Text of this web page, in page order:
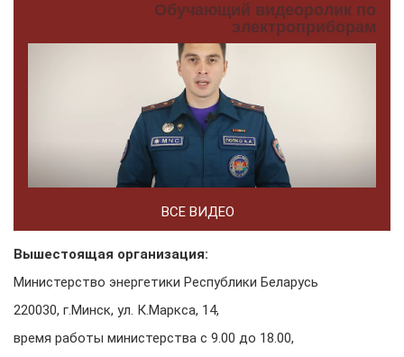
Обучающий видеоролик по
электроприборам
ВСЕ ВИДЕО
Вышестоящая организация:
Министерство энергетики Республики Беларусь
220030, г.Минск, ул. К.Маркса, 14,
время работы министерства с 9.00 до 18.00,